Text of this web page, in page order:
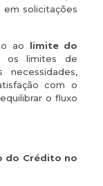
solicitações
ao limite do
os limites de
com o
o fluxo
do Crédito no